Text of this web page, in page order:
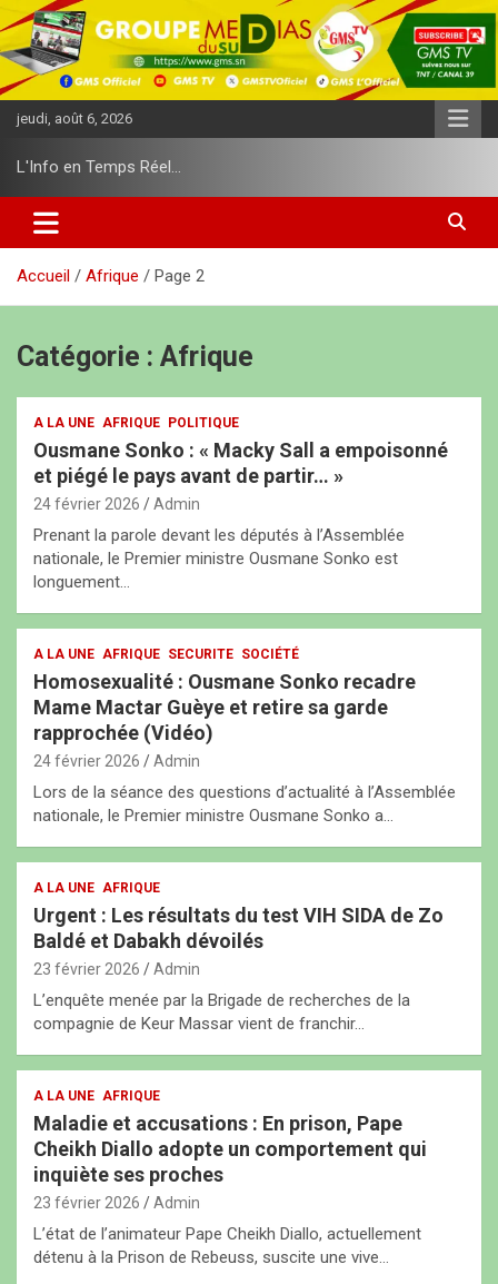
l
l
e
r
o
t
jeudi, août 6, 2026
L'Info en Temps Réel…
Accueil Afrique Page 2
Catégorie : Afrique
A LA UNE AFRIQUE POLITIQUE
Ousmane Sonko : « Macky Sall a empoisonné
et piégé le pays avant de partir… »
24 février 2026 Admin
Prenant la parole devant les députés à l’Assemblée
nationale, le Premier ministre Ousmane Sonko est
longuement…
A LA UNE AFRIQUE SECURITE SOCIÉTÉ
Homosexualité : Ousmane Sonko recadre
Mame Mactar Guèye et retire sa garde
rapprochée (Vidéo)
24 février 2026 Admin
Lors de la séance des questions d’actualité à l’Assemblée
nationale, le Premier ministre Ousmane Sonko a…
A LA UNE AFRIQUE
Urgent : Les résultats du test VIH SIDA de Zo
Baldé et Dabakh dévoilés
23 février 2026 Admin
L’enquête menée par la Brigade de recherches de la
compagnie de Keur Massar vient de franchir…
A LA UNE AFRIQUE
Maladie et accusations : En prison, Pape
Cheikh Diallo adopte un comportement qui
inquiète ses proches
23 février 2026 Admin
L’état de l’animateur Pape Cheikh Diallo, actuellement
détenu à la Prison de Rebeuss, suscite une vive…